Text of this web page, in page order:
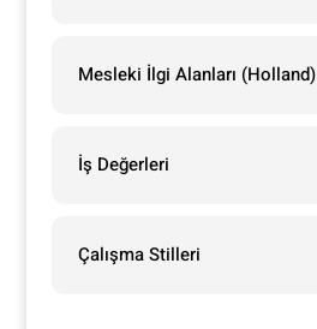
Mesleki İlgi Alanları (Holland)
İş Değerleri
Çalışma Stilleri